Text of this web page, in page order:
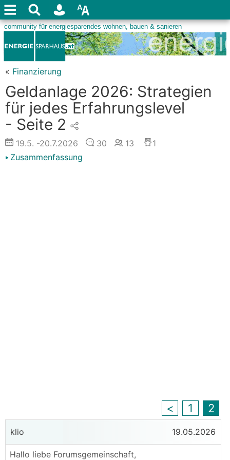
« Finanzierung
Geldanlage 2026: Strategien
für jedes Erfahrungslevel
- Seite 2
19.5. -20.7.2026 30 13
1
Zusammenfassung
< 1 2
klio 19.05.2026
Hallo liebe Forumsgemeinschaft,